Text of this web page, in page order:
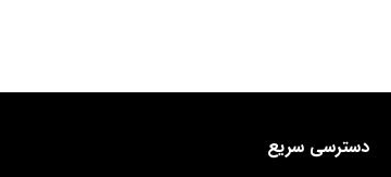
دسترسی سریع